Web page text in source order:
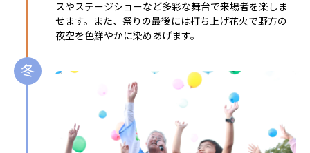
スやステージショーなど多彩な舞台で来場者を楽しま
せます。また、祭りの最後には打ち上げ花火で野方の
夜空を色鮮やかに染めあげます。
冬